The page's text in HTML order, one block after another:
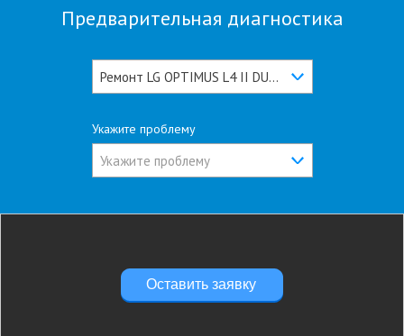
Предварительная диагностика
Ремонт LG OPTIMUS L4 II DUAL E445
Укажите проблему
Укажите проблему
Оставить заявку